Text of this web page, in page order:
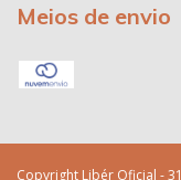
Meios de envio
Copyright Libér Oficial -